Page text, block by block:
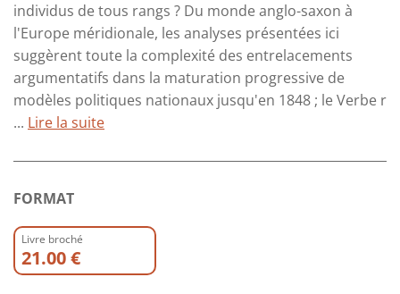
individus de tous rangs ? Du monde anglo-saxon à
l'Europe méridionale, les analyses présentées ici
suggèrent toute la complexité des entrelacements
argumentatifs dans la maturation progressive de
modèles politiques nationaux jusqu'en 1848 ; le Verbe r
... Lire la suite
FORMAT
Livre broché
21.00 €